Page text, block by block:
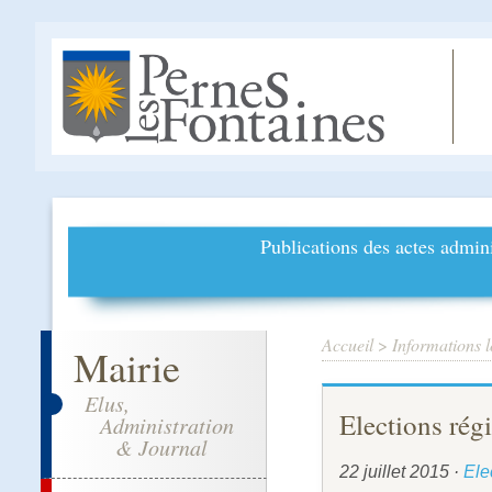
Publications des actes
Mairie
Elus,
Administration
& Journal
Accueil> Informations
Elections
22 juillet 2015 ·